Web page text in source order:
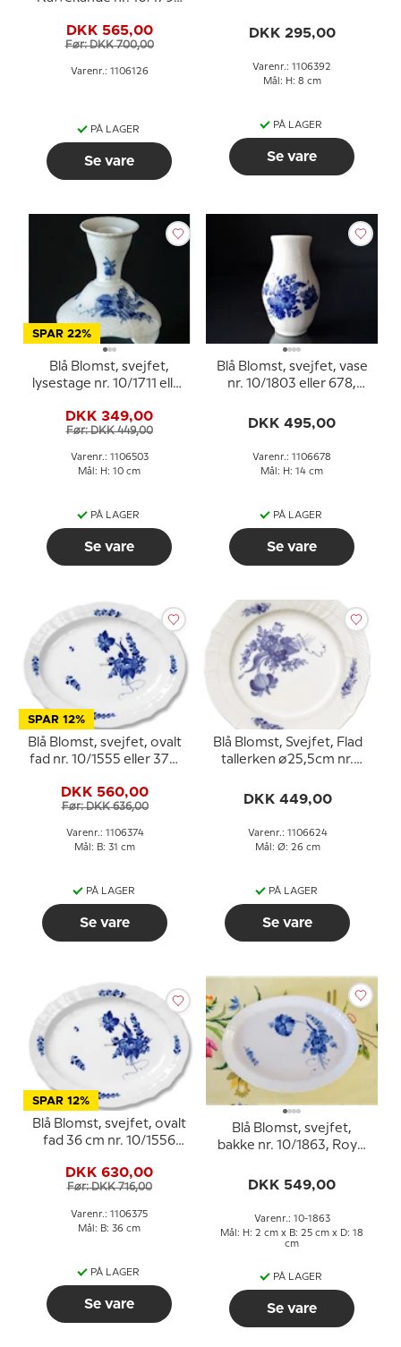
Copenhagen
DKK 565,00
Før: DKK 700,00
Varenr.: 1106126
PÅ LAGER
Se vare
DKK 295,00
Varenr.: 1106392
Mål: H: 8 cm
PÅ LAGER
Se vare
SPAR 22%
Blå Blomst, svejfet,
lysestage nr. 10/1711 eller
DKK 349,00
Før: DKK 449,00
Varenr.: 1106503
Mål: H: 10 cm
PÅ LAGER
Se vare
Blå Blomst, svejfet, vase
nr. 10/1803 eller 678,
DKK 495,00
Varenr.: 1106678
Mål: H: 14 cm
PÅ LAGER
Se vare
SPAR 12%
Blå Blomst, svejfet, ovalt
fad nr. 10/1555 eller 374,
cm
DKK 560,00
Før: DKK 636,00
Varenr.: 1106374
Mål: B: 31 cm
PÅ LAGER
Se vare
Blå Blomst, Svejfet, Flad
tallerken ø25,5cm nr.
Copenhagen
DKK 449,00
Varenr.: 1106624
Mål: Ø: 26 cm
PÅ LAGER
Se vare
SPAR 12%
Blå Blomst, svejfet, ovalt
fad 36 cm nr. 10/1556
Copenhagen
DKK 630,00
Før: DKK 716,00
Varenr.: 1106375
Mål: B: 36 cm
PÅ LAGER
Se vare
Blå Blomst, svejfet,
bakke nr. 10/1863, Royal
DKK 549,00
Varenr.: 10-1863
Mål: H: 2 cm x B: 25 cm x D: 18
cm
PÅ LAGER
Se vare